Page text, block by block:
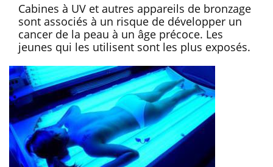
Cabines à UV et autres appareils de bronzage
sont associés à un risque de développer un
cancer de la peau à un âge précoce. Les
jeunes qui les utilisent sont les plus exposés.